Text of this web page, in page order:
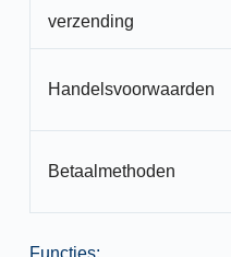
verzending
Handelsvoorwaarden
Betaalmethoden